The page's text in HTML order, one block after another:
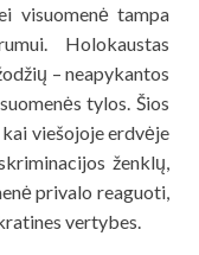
visuomenė tampa
Holokaustas
– neapykantos
tylos. Šios
viešojoje erdvėje
ženklų,
privalo reaguoti,
vertybes.